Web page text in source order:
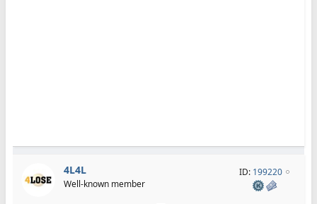
4L4L
Well-known member
ID: 199220